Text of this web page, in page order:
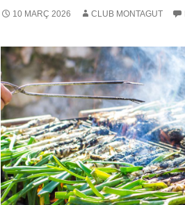
10 MARÇ 2026 CLUB MONTAGUT